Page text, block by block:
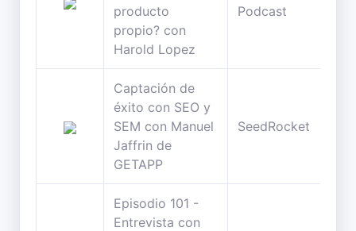
producto
propio? con
Harold Lopez
Podcast
Captación de
éxito con SEO y
SEM con Manuel
Jaffrin de
GETAPP
SeedRocket
Episodio 101 -
Entrevista con